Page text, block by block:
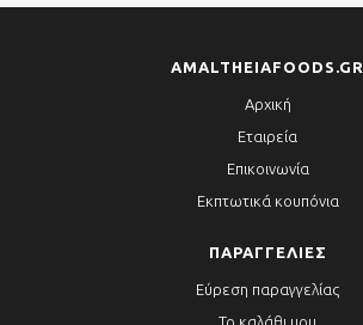
AMALTHEIAFOODS.GR
Αρχική
Εταιρεία
Επικοινωνία
Εκπτωτικά κουπόνια
ΠΑΡΑΓΓΕΛΊΕΣ
Εύρεση παραγγελίας
Το καλάθι μου